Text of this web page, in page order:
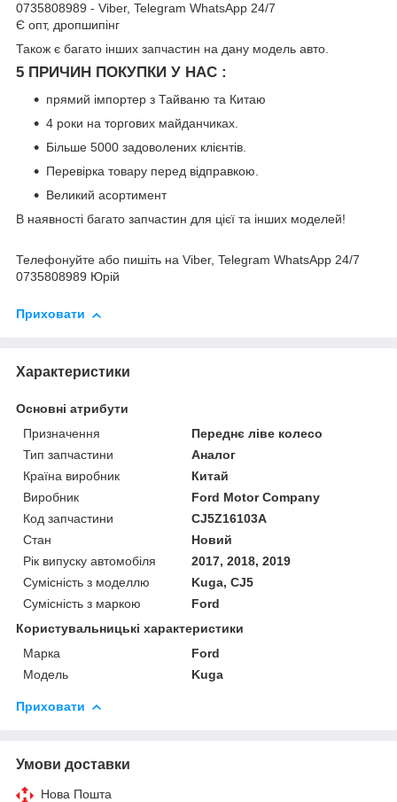
0735808989 - Viber, Telegram WhatsApp 24/7
Є опт, дропшипінг
Також є багато інших запчастин на дану модель авто.
5 ПРИЧИН ПОКУПКИ У НАС :
прямий імпортер з Тайваню та Китаю
4 роки на торгових майданчиках.
Більше 5000 задоволених клієнтів.
Перевірка товару перед відправкою.
Великий асортимент
В наявності багато запчастин для цієї та інших моделей!
Телефонуйте або пишіть на Viber, Telegram WhatsApp 24/7
0735808989 Юрій
Приховати
Характеристики
Основні атрибути
Призначення
Переднє ліве колесо
Тип запчастини
Аналог
Країна виробник
Китай
Виробник
Ford Motor Company
Код запчастини
CJ5Z16103A
Стан
Новий
Рік випуску автомобіля
2017, 2018, 2019
Сумісність з моделлю
Kuga, CJ5
Сумісність з маркою
Ford
Користувальницькі характеристики
Марка
Ford
Модель
Kuga
Приховати
Умови доставки
Нова Пошта